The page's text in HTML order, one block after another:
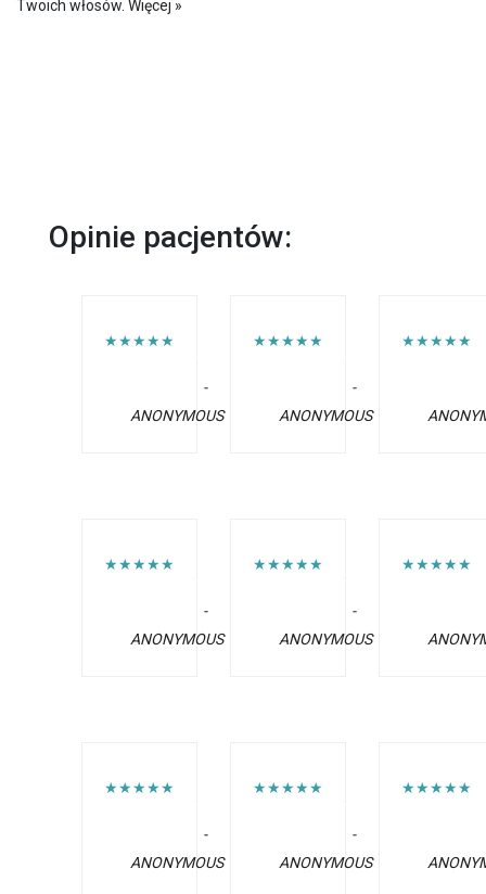
Twoich włosów. Więcej »
Opinie pacjentów:
★★★★★
-
ANONYMOUS
★★★★★
-
ANONYMOUS
★★★★★
★★★★★
-
ANONYMOUS
★★★★★
-
ANONYMOUS
★★★★★
★★★★★
-
ANONYMOUS
★★★★★
-
ANONYMOUS
★★★★★